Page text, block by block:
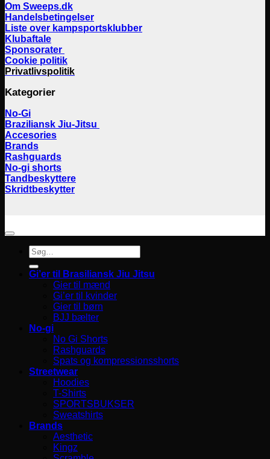
Om Sweeps.dk
Handelsbetingelser
Liste over kampsportsklubber
Klubaftale
Sponsorater
Cookie politik
Privatlivspolitik
Kategorier
No-Gi
Braziliansk Jiu-Jitsu
Accesories
Brands
Rashguards
No-gi shorts
Tandbeskyttere
Skridtbeskytter
Søg
efter:
Gi’er til Brasiliansk Jiu Jitsu
Gier til mænd
Gi’er til kvinder
Gier til børn
BJJ bælter
No-gi
No Gi Shorts
Rashguards
Spats og kompressionsshorts
Streetwear
Hoodies
T-Shirts
SPORTSBUKSER
Sweatshirts
Brands
Aesthetic
Kingz